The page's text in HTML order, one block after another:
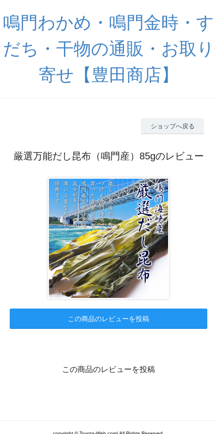
鳴門わかめ・鳴門金時・す
だち・干物の通販・お取り
寄せ【豊田商店】
ショップへ戻る
厳選万能だし昆布（鳴門産）85gのレビュー
この商品のレビューを投稿
この商品のレビューを投稿